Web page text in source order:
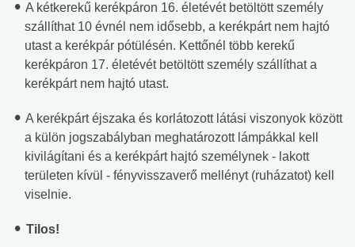
A kétkerekű kerékpáron 16. életévét betöltött személy
szállíthat 10 évnél nem idősebb, a kerékpárt nem hajtó
utast a kerékpár pótülésén. Kettőnél több kerekű
kerékpáron 17. életévét betöltött személy szállíthat a
kerékpárt nem hajtó utast.
A kerékpárt éjszaka és korlátozott látási viszonyok között
a külön jogszabályban meghatározott lámpákkal kell
kivilágítani és a kerékpárt hajtó személynek - lakott
területen kívül - fényvisszaverő mellényt (ruházatot) kell
viselnie.
Tilos!